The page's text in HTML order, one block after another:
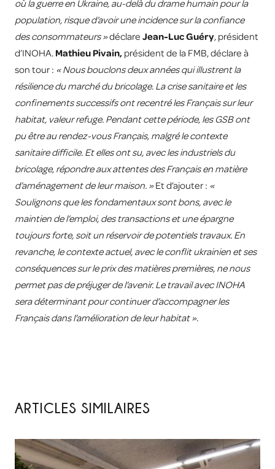
où la guerre en Ukraine, au-delà du drame humain pour la
population, risque d’avoir une incidence sur la confiance
des consommateurs »déclare Jean-Luc Guéry, président
d’INOHA. Mathieu Pivain, président de la FMB, déclare à
son tour : « Nous bouclons deux années qui illustrent la
résilience du marché du bricolage. La crise sanitaire et les
confinements successifs ont recentré les Français sur leur
habitat, valeur refuge. Pendant cette période, les GSB ont
pu être au rendez-vous Français, malgré le contexte
sanitaire difficile. Et elles ont su, avec les industriels du
bricolage, répondre aux attentes des Français en matière
d’aménagement de leur maison. » Et d’ajouter : «
Soulignons que les fondamentaux sont bons, avec le
maintien de l’emploi, des transactions et une épargne
toujours forte, soit un réservoir de potentiels travaux. En
revanche, le contexte actuel, avec le conflit ukrainien et ses
conséquences sur le prix des matières premières, ne nous
permet pas de préjuger de l’avenir. Le travail avec INOHA
sera déterminant pour continuer d’accompagner les
Français dans l’amélioration de leur habitat ».
ARTICLES SIMILAIRES